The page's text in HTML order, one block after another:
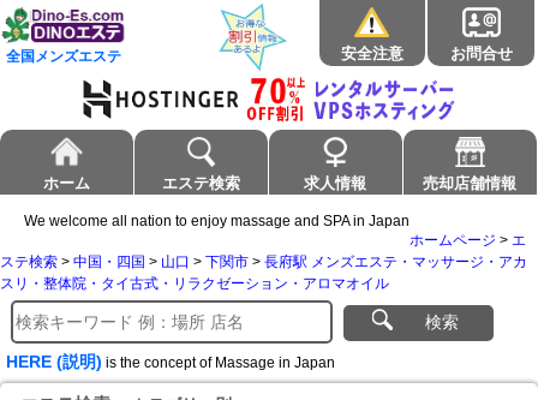
全国メンズエステ 安全注意 お問合せ
ホーム エステ検索 求人情報 売却店舗情報
We welcome all nation to enjoy massage and SPA in Japan
ホームページ > エ
ステ検索 > 中国・四国 > 山口 > 下関市 > 長府駅 メンズエステ・マッサージ・アカ
スリ・整体院・タイ古式・リラクゼーション・アロマオイル
検索
HERE (説明) is the concept of Massage in Japan